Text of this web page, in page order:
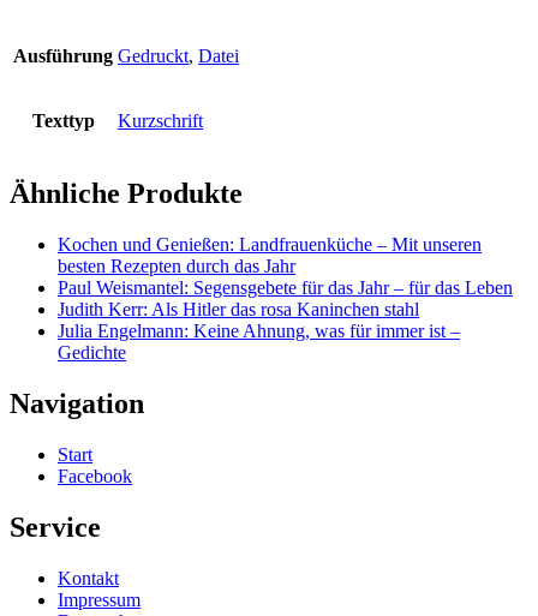
Ausführung Gedruckt, Datei
Texttyp Kurzschrift
Ähnliche Produkte
Kochen und Genießen: Landfrauenküche – Mit unseren
besten Rezepten durch das Jahr
Paul Weismantel: Segensgebete für das Jahr – für das Leben
Judith Kerr: Als Hitler das rosa Kaninchen stahl
Julia Engelmann: Keine Ahnung, was für immer ist –
Gedichte
Navigation
Start
Facebook
Service
Kontakt
Impressum